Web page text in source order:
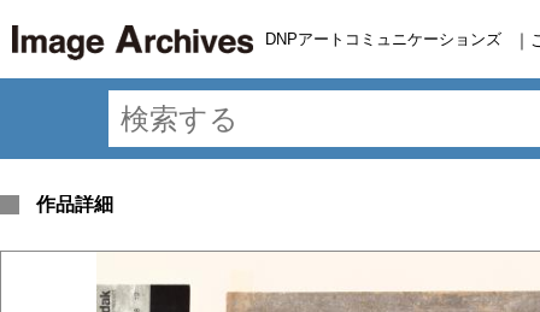
DNPアートコミュニケーションズ ｜
作品詳細